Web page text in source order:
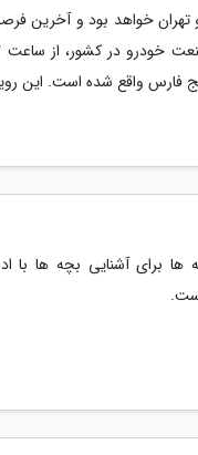
تهران خواهد بود و آخرین
فارس واقع شده است. این
برای آشنایی بچه ها با